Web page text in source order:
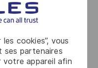
cookies”, vous
ses partenaires
votre appareil afin
notre meilleur
!